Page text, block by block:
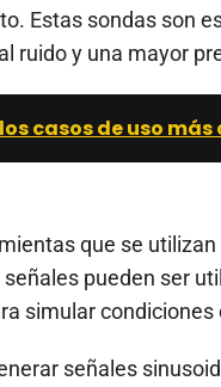
Estas sondas son
ruido y una mayor
casos de uso
que se
pueden ser
simular
señales